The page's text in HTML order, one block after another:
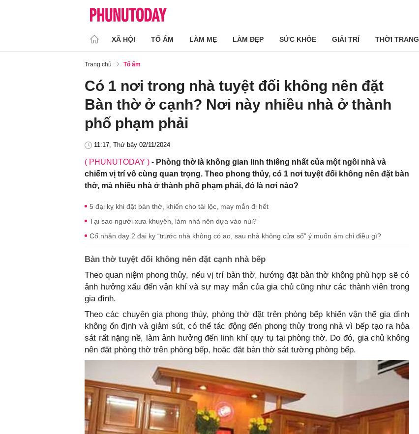
XÃ HỘI TỔ ẤM LÀM MẸ LÀM ĐẸP SỨC KHỎE GIẢI TRÍ THỜI TRANG
Trang chủ Tổ ấm
Có 1 nơi trong nhà tuyệt đối không nên đặt
Bàn thờ ở cạnh? Nơi này nhiều nhà ở thành
phố phạm phải
11:17, Thứ bảy 02/11/2024
( PHUNUTODAY ) - Phòng thờ là không gian linh thiêng nhất của một ngôi nhà và
chiếm vị trí vô cùng quan trọng. Theo phong thủy, có 1 nơi tuyệt đối không nên đặt bàn
thờ, mà nhiều nhà ở thành phố phạm phải, đó là nơi nào?
5 đại kỵ khi đặt bàn thờ, khiến cho tài lộc, may mắn đi hết
Tại sao người xưa khuyên, làm nhà nên dựa vào núi?
Cổ nhân dạy 2 đại kỵ “trước nhà không có ao, sau nhà không cửa sổ” ý muốn ám chỉ điều gì?
Bàn thờ tuyệt đối không nên đặt cạnh nhà bếp
Theo quan niệm phong thủy, nếu vị trí bàn thờ, hướng đặt bàn thờ không phù hợp sẽ có
ảnh hưởng xấu đến vận khí và sự may mắn của gia chủ cũng như các thành viên trong
gia đình.
Theo các chuyên gia phong thủy, phòng thờ đặt trên phòng bếp khiến vận thế gia đình
không ổn định và giảm sút, có thể tác động đến phong thủy trong nhà vì bếp tạo ra hỏa
sát rất nặng nề, làm ảnh hưởng đến linh khí quy tụ tại phòng thờ. Do đó, gia chủ không
nên đặt phòng thờ trên phòng bếp, hoặc đặt bàn thờ sát tường phòng bếp.